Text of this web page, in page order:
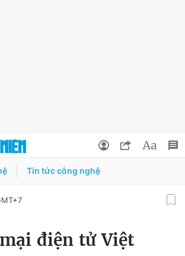
ĐẶT BÁO
Tin tức công nghệ
điện tử Việt